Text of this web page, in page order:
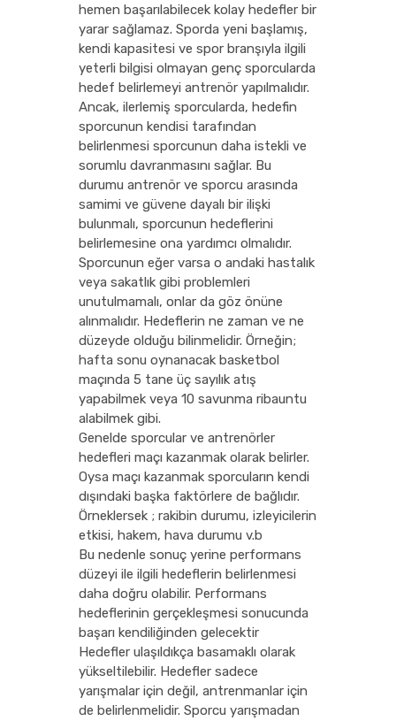
hemen başarılabilecek kolay hedefler bir
yarar sağlamaz. Sporda yeni başlamış,
kendi kapasitesi ve spor branşıyla ilgili
yeterli bilgisi olmayan genç sporcularda
hedef belirlemeyi antrenör yapılmalıdır.
Ancak, ilerlemiş sporcularda, hedefin
sporcunun kendisi tarafından
belirlenmesi sporcunun daha istekli ve
sorumlu davranmasını sağlar. Bu
durumu antrenör ve sporcu arasında
samimi ve güvene dayalı bir ilişki
bulunmalı, sporcunun hedeflerini
belirlemesine ona yardımcı olmalıdır.
Sporcunun eğer varsa o andaki hastalık
veya sakatlık gibi problemleri
unutulmamalı, onlar da göz önüne
alınmalıdır. Hedeflerin ne zaman ve ne
düzeyde olduğu bilinmelidir. Örneğin;
hafta sonu oynanacak basketbol
maçında 5 tane üç sayılık atış
yapabilmek veya 10 savunma ribauntu
alabilmek gibi.
Genelde sporcular ve antrenörler
hedefleri maçı kazanmak olarak belirler.
Oysa maçı kazanmak sporcuların kendi
dışındaki başka faktörlere de bağlıdır.
Örneklersek ; rakibin durumu, izleyicilerin
etkisi, hakem, hava durumu v.b
Bu nedenle sonuç yerine performans
düzeyi ile ilgili hedeflerin belirlenmesi
daha doğru olabilir. Performans
hedeflerinin gerçekleşmesi sonucunda
başarı kendiliğinden gelecektir
Hedefler ulaşıldıkça basamaklı olarak
yükseltilebilir. Hedefler sadece
yarışmalar için değil, antrenmanlar için
de belirlenmelidir. Sporcu yarışmadan